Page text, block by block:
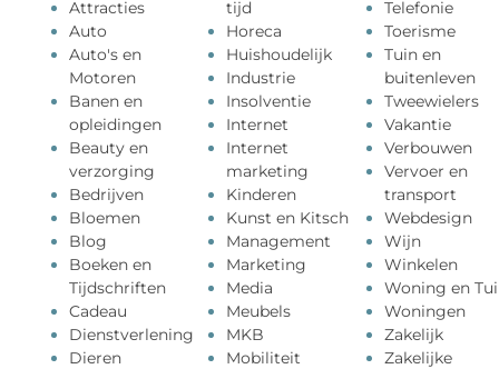
Attracties
Auto
Auto's en
Motoren
Banen en
opleidingen
Beauty en
verzorging
Bedrijven
Bloemen
Blog
Boeken en
Tijdschriften
Cadeau
Dienstverlening
Dieren
tijd
Horeca
Huishoudelijk
Industrie
Insolventie
Internet
Internet
marketing
Kinderen
Kunst en Kitsch
Management
Marketing
Media
Meubels
MKB
Mobiliteit
Telefonie
Toerisme
Tuin en
buitenleven
Tweewielers
Vakantie
Verbouwen
Vervoer en
transport
Webdesign
Wijn
Winkelen
Woning en
Woningen
Zakelijk
Zakelijke